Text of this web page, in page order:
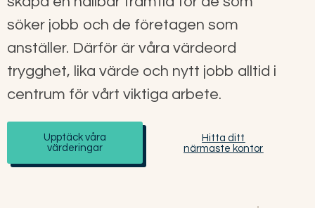
söker jobb och de företagen som
anställer. Därför är våra värdeord
trygghet, lika värde och nytt jobb alltid i
centrum för vårt viktiga arbete.
Upptäck våra
värderingar
Hitta ditt
närmaste kontor